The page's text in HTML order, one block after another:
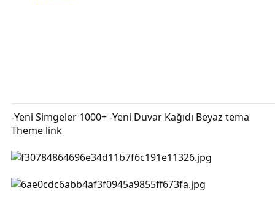
-Yeni Simgeler 1000+ -Yeni Duvar Kağıdı Beyaz tema
Theme link